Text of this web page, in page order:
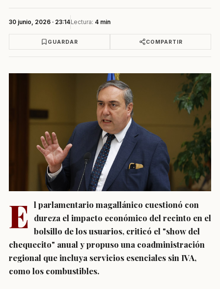
30 junio, 2026 · 23:14Lectura: 4 min
GUARDAR COMPARTIR
E l parlamentario magallánico cuestionó con
dureza el impacto económico del recinto en el
bolsillo de los usuarios, criticó el "show del
chequecito" anual y propuso una coadministración
regional que incluya servicios esenciales sin IVA,
como los combustibles.